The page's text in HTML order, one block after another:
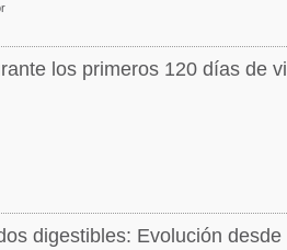
los primeros 120 días de
digestibles: Evolución